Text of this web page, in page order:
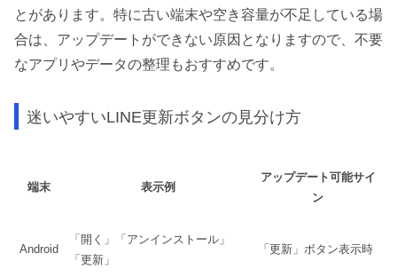
とがあります。特に古い端末や空き容量が不足している場
合は、アップデートができない原因となりますので、不要
なアプリやデータの整理もおすすめです。
迷いやすいLINE更新ボタンの見分け方
端末 表示例
アップデート可能サイ
ン
Android
「開く」「アンインストール」
「更新」
「更新」ボタン表示時